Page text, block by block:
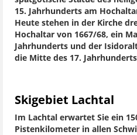
15. Jahrhunderts am
Heute stehen in der Kirche
Hochaltar von 1667/68, ein
Jahrhunderts und der
die Mitte des 17.
Skigebiet Lachtal
Im Lachtal erwartet Sie ein
Pistenkilometer in allen